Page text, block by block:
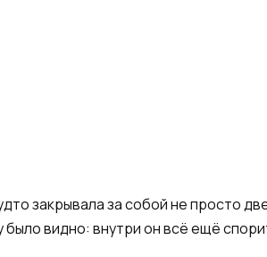
закрывала за собой не просто
видно: внутри он всё ещё